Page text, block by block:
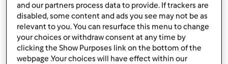
Ingredientes
Salame de chocolate
200gchocolate em pó
200gBolacha Maria (um pacote)
and our partners process data to provide. If trackers are
disabled, some content and ads you see may not be as
relevant to you. You can resurface this menu to change
your choices or withdraw consent at any time by
clicking the Show Purposes link on the bottom of the
webpage .Your choices will have effect within our